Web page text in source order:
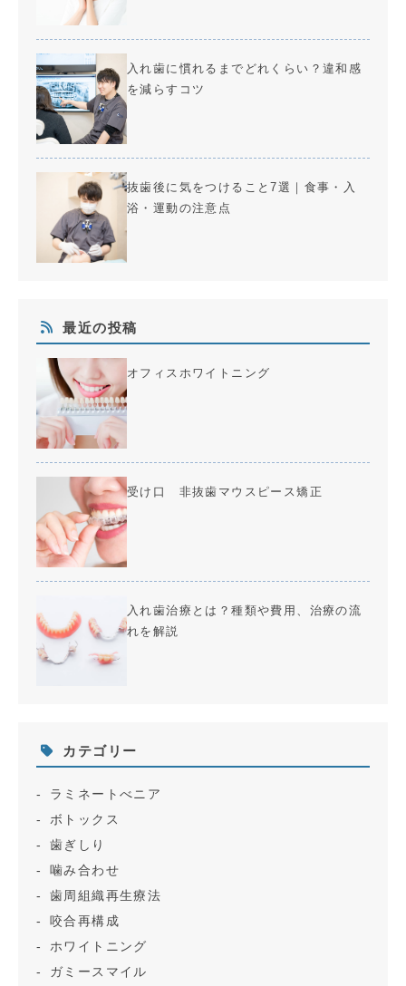
入れ歯に慣れるまでどれくらい？違和感
を減らすコツ
抜歯後に気をつけること7選｜食事・入
浴・運動の注意点
最近の投稿
オフィスホワイトニング
受け口 非抜歯マウスピース矯正
入れ歯治療とは？種類や費用、治療の流
れを解説
カテゴリー
ラミネートべニア
ボトックス
歯ぎしり
噛み合わせ
歯周組織再生療法
咬合再構成
ホワイトニング
ガミースマイル